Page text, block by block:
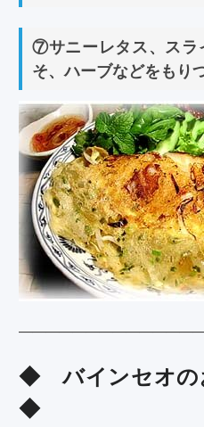
⑦サニーレタス、スラ
そ、ハーブなどをもり
◆ バインセオの
◆